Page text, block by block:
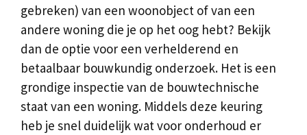
gebreken) van een woonobject of van een
andere woning die je op het oog hebt? Bekijk
dan de optie voor een verhelderend en
betaalbaar bouwkundig onderzoek. Het is een
grondige inspectie van de bouwtechnische
staat van een woning. Middels deze keuring
heb je snel duidelijk wat voor onderhoud er